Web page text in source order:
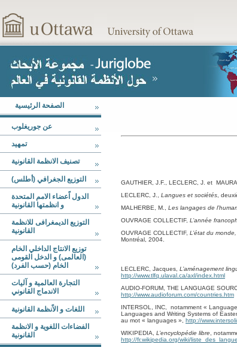
الصفحة الرئیسیة
عن جوریغلوب
تمهید
تصنیف الانظمة القانونیة
التوزیع الجغرافي (أطلس)
الدول اًعضاء الامم المتحدة
و انظمتها القانونیة
التوزیع الدیمغرافی للانظمة
القانونیة
توزیع الانتاج الداخلي الخام
(العالمی) و الدخل القومی
الخام (حسب الفرد)
التجارة العالمیة و آلیات
الاندماج القانوني
اللغات و الاًنظمة القانونیة
الفضاءات اللغویة و الانظمة
القانونیة
GAUTHIER, J.F., LECLERC, J. et
LECLERC, J., Langues et sociétés,
MALHERBE, M., Les langages de
OUVRAGE COLLECTIF, L’année
OUVRAGE COLLECTIF, L’état du
Montréal, 2004.
LECLERC, Jacques, L’aménagement
http://www.tlfq.ulaval.ca/axl/index.html
AUDIO-FORUM, THE LANGUAGE
http://www.audioforum.com/countries.htm
INTERSOL, INC, notamment «
Languages and Writing Systems of
au mot « languages », http://
WIKIPEDIA, L’encyclopédie libre,
http://fr.wikipedia.org/wiki/